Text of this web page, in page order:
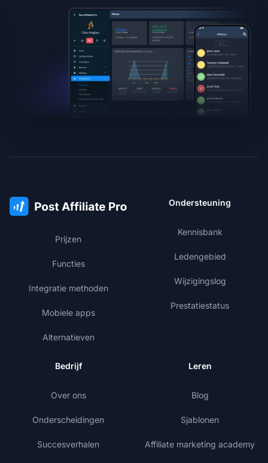
Prijzen
Functies
Integratie methoden
Mobiele apps
Alternatieven
Ondersteuning
Kennisbank
Ledengebied
Wijzigingslog
Prestatiestatus
Bedrijf
Over ons
Onderscheidingen
Succesverhalen
Leren
Blog
Sjablonen
Affiliate marketing academy